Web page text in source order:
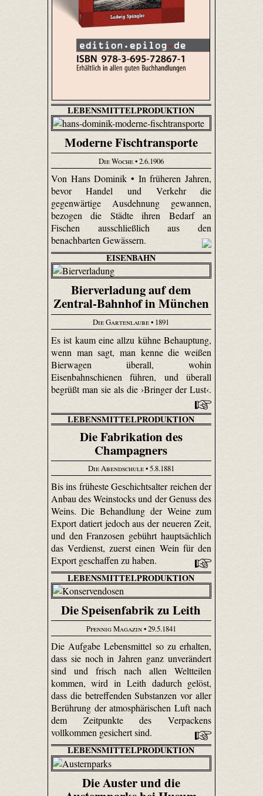
LEBENSMITTELPRODUKTION
Moderne Fischtransporte
Die Woche• 2.6.1906
Von Hans Dominik • In früheren Jahren,
bevor Handel und Verkehr die
gegenwärtige Ausdehnung gewannen,
bezogen die Städte ihren Bedarf an
Fischen ausschließlich aus den
benachbarten Gewässern.
EISENBAHN
Bierverladung auf dem
Zentral-Bahnhof in München
Die Gartenlaube• 1891
Es ist kaum eine allzu kühne Behauptung,
wenn man sagt, man kenne die weißen
Bierwagen überall, wohin
Eisenbahnschienen führen, und überall
begrüßt man sie als die ›Bringer der Lust‹.
LEBENSMITTELPRODUKTION
Die Fabrikation des
Champagners
Die Abendschule• 5.8.1881
Bis ins früheste Geschichtsalter reichen der
Anbau des Weinstocks und der Genuss des
Weins. Die Behandlung der Weine zum
Export datiert jedoch aus der neueren Zeit,
und den Franzosen gebührt hauptsächlich
das Verdienst, zuerst einen Wein für den
Export geschaffen zu haben.
LEBENSMITTELPRODUKTION
Die Speisenfabrik zu Leith
Pfennig Magazin• 29.5.1841
Die Aufgabe Lebensmittel so zu erhalten,
dass sie noch in Jahren ganz unverändert
sind und frisch nach allen Weltteilen
kommen, wird in Leith dadurch gelöst,
dass die betreffenden Substanzen vor aller
Berührung der atmosphärischen Luft nach
dem Zeitpunkte des Verpackens
vollkommen gesichert sind.
LEBENSMITTELPRODUKTION
Die Auster und die